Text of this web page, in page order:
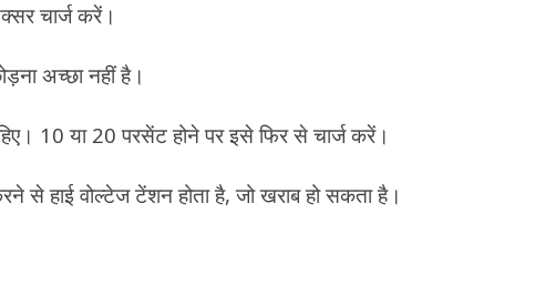
चार्ज करें।
अच्छा नहीं है।
10 या 20 परसेंट होने पर इसे फिर से चार्ज करें।
से हाई वोल्टेज टेंशन होता है, जो खराब हो सकता है।